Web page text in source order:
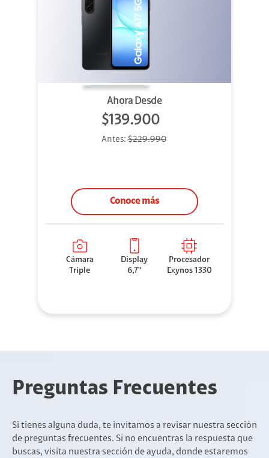
Ahora Desde
$139.900
Antes:$229.990
Conoce más
Cámara
Triple
Display
6,7"
Procesador
Exynos 1330
Preguntas Frecuentes
Si tienes alguna duda, te invitamos a revisar nuestra sección
de preguntas frecuentes. Si no encuentras la respuesta que
buscas, visita nuestra sección de ayuda, donde estaremos